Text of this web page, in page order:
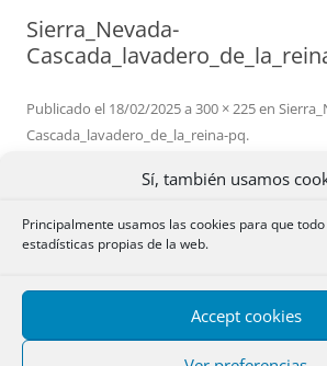
Sí, también usamos
Principalmente usamos las cookies para que
estadísticas propias de la web.
Accept cookies
Sierra_Nevada-
Publicado el 18/02/2025a 300 × 225en
Cascada_lavadero_de_la_reina-pq.